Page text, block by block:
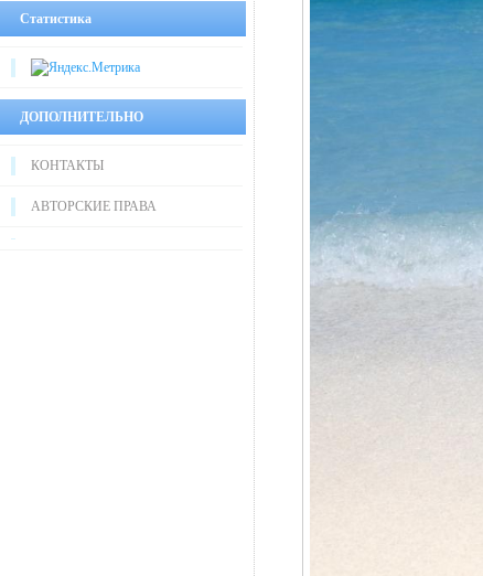
Статистика
ДОПОЛНИТЕЛЬНО
КОНТАКТЫ
АВТОРСКИЕ ПРАВА